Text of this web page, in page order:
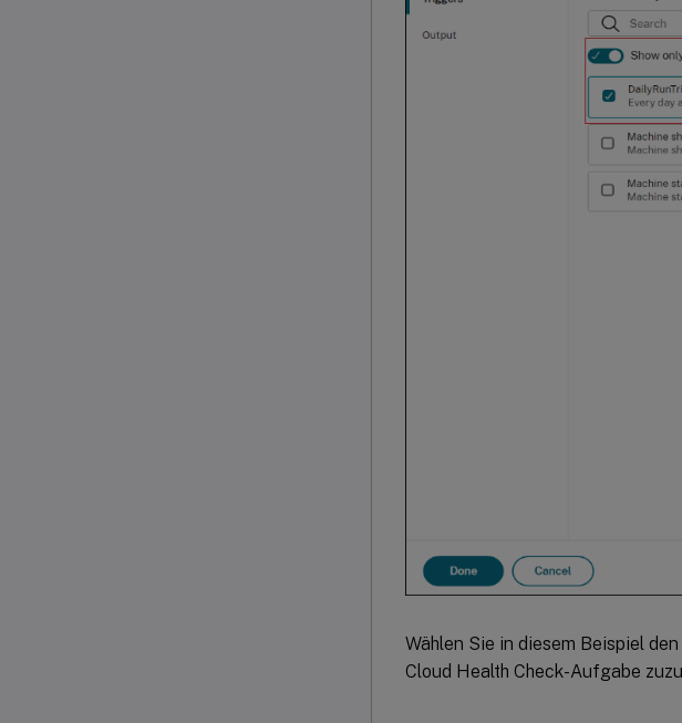
Wählen Sie in diesem Beispiel
Cloud Health Check-Aufgabe